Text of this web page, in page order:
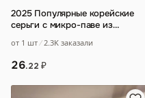
2025 Популярные корейские
серьги с микро-паве из
женщин…
от 1 шт 2.3K заказали
26.22 ₽